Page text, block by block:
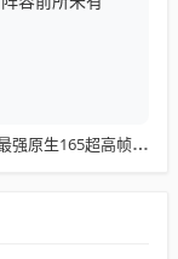
一加15首发最强原生165超高帧游戏：阵容前所未有